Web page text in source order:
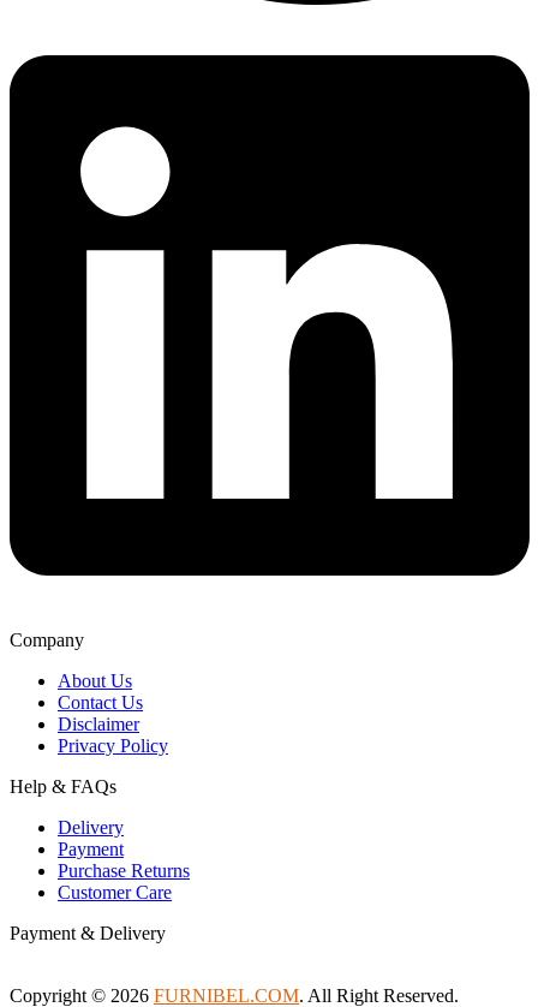
Company
About Us
Contact Us
Disclaimer
Privacy Policy
Help & FAQs
Delivery
Payment
Purchase Returns
Customer Care
Payment & Delivery
Copyright © 2026 FURNIBEL.COM. All Right Reserved.